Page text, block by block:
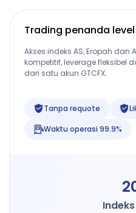
Trading penanda
Akses indeks AS, Eropah
kompetitif, leverage fleksibel
dari satu akun GTCFX.
Tanpa requote
Waktu operasi 99.9%